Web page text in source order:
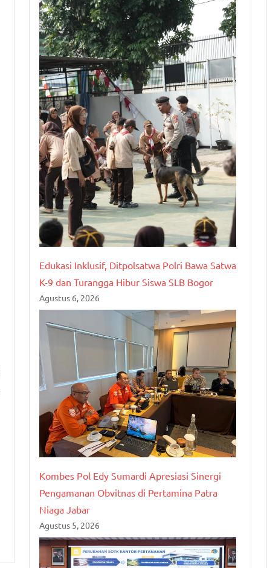
Edukasi Inklusif, Ditpolsatwa Polri Bawa Satwa
K-9 dan Turangga Hibur Siswa SLB Bogor
Agustus 6, 2026
Kombes Pol Edy Sumardi Apresiasi Sinergi
Pengamanan Obvitnas di Pertamina Patra
Niaga Jabar
Agustus 5, 2026